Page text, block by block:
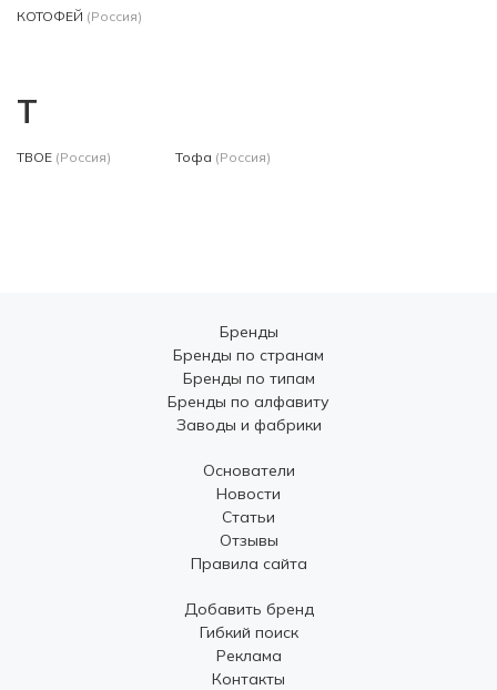
КОТОФЕЙ (Россия)
Т
ТВОЕ (Россия) Тофа (Россия)
Бренды
Бренды по странам
Бренды по типам
Бренды по алфавиту
Заводы и фабрики
Основатели
Новости
Статьи
Отзывы
Правила сайта
Добавить бренд
Гибкий поиск
Реклама
Контакты